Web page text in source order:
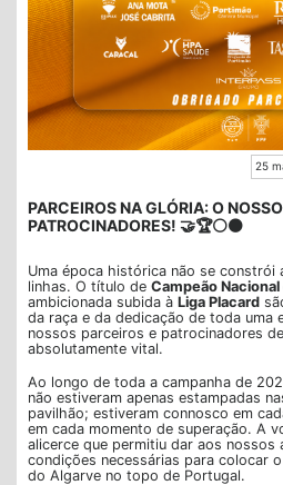
25
PARCEIROS NA GLÓRIA: O
PATROCINADORES! 🤝🏆⚪⚫
Uma época histórica não se constrói
linhas. O título de Campeão Nacional
ambicionada subida à Liga Placard
da raça e da dedicação de toda uma
nossos parceiros e patrocinadores
absolutamente vital.
Ao longo de toda a campanha de
não estiveram apenas estampadas
pavilhão; estiveram connosco em
em cada momento de superação. A
alicerce que permitiu dar aos nossos
condições necessárias para colocar
do Algarve no topo de Portugal.